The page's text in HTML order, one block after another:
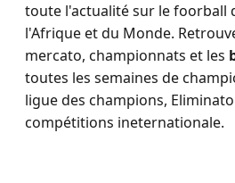
toute l'actualité sur le foorball
l'Afrique et du Monde.
mercato, championnats et les
toutes les semaines de
ligue des champions,
compétitions ineternationale.